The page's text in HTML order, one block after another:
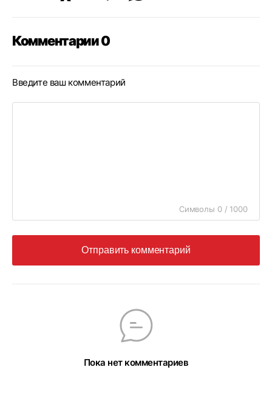
Комментарии 0
Введите ваш комментарий
Символы 0 / 1000
Отправить комментарий
Пока нет комментариев